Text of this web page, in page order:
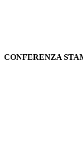
CONFERENZA